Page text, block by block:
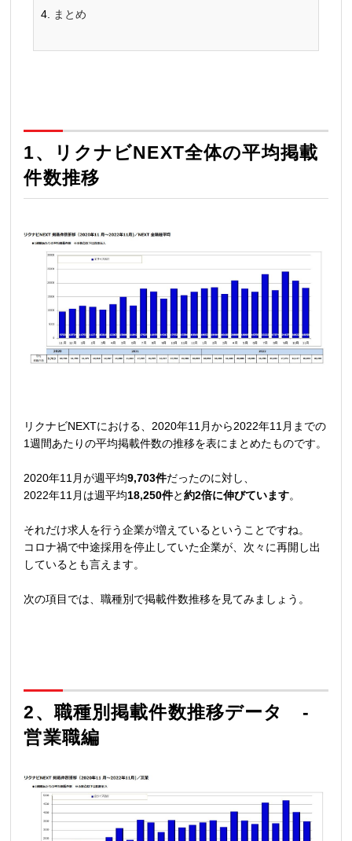
まとめ
1、リクナビNEXT全体の平均掲載
件数推移
リクナビNEXTにおける、2020年11月から2022年11月までの
1週間あたりの平均掲載件数の推移を表にまとめたものです。
2020年11月が週平均9,703件だったのに対し、
2022年11月は週平均18,250件と約2倍に伸びています。
それだけ求人を行う企業が増えているということですね。
コロナ禍で中途採用を停止していた企業が、次々に再開し出
しているとも言えます。
次の項目では、職種別で掲載件数推移を見てみましょう。
2、職種別掲載件数推移データ -
営業職編